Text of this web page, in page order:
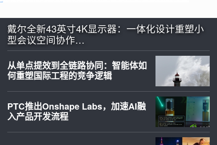
戴尔全新43英寸4K显示器：一体化设计重塑小
型会议空间协作…
从单点提效到全链路协同：智能体如
何重塑国际工程的竞争逻辑
PTC推出Onshape Labs，加速AI融
入产品开发流程